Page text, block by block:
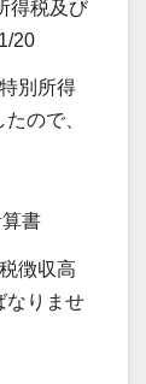
得税及び
20
別所得
ので、
書
徴収高
なりませ